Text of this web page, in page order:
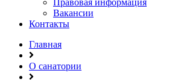
Правовая информация
Вакансии
Контакты
Главная
О санатории